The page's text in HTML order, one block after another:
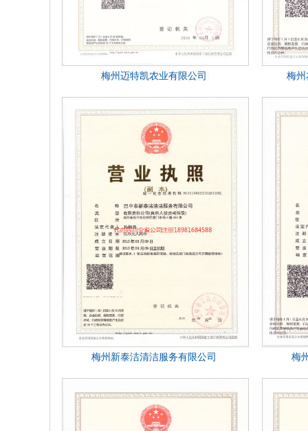
梅州迈特凯农业有限公司 梅州
梅州新泰洁清洁服务有限公司 梅